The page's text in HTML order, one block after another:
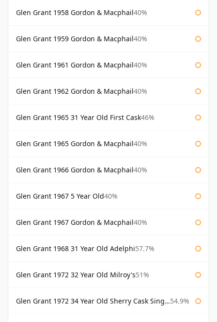
Glen Grant 1958 Gordon & Macphail40%
Glen Grant 1959 Gordon & Macphail40%
Glen Grant 1961 Gordon & Macphail40%
Glen Grant 1962 Gordon & Macphail40%
Glen Grant 1965 31 Year Old First Cask46%
Glen Grant 1965 Gordon & Macphail40%
Glen Grant 1966 Gordon & Macphail40%
Glen Grant 1967 5 Year Old40%
Glen Grant 1967 Gordon & Macphail40%
Glen Grant 1968 31 Year Old Adelphi57.7%
Glen Grant 1972 32 Year Old Milroy's51%
Glen Grant 1972 34 Year Old Sherry Cask Single Malts of Scotland 54.9%